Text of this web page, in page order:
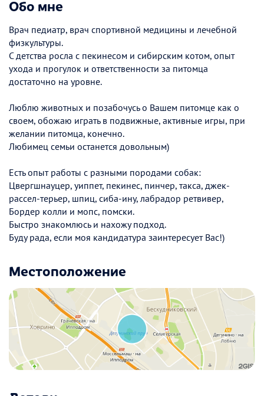
Обо мне
Врач педиатр, врач спортивной медицины и лечебной
физкультуры.
С детства росла с пекинесом и сибирским котом, опыт
ухода и прогулок и ответственности за питомца
достаточно на уровне.
Люблю животных и позабочусь о Вашем питомце как о
своем, обожаю играть в подвижные, активные игры, при
желании питомца, конечно.
Любимец семьи останется довольным)
Есть опыт работы с разными породами собак:
Цвергшнауцер, уиппет, пекинес, пинчер, такса, джек-
рассел-терьер, шпиц, сиба-ину, лабрадор ретвивер,
Бордер колли и мопс, помски.
Быстро знакомлюсь и нахожу подход.
Буду рада, если моя кандидатура заинтересует Вас!)
Местоположение